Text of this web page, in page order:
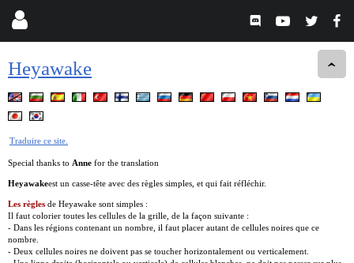
Heyawake
Traduire ce site.
Special thanks to Anne for the translation
Heyawakeest un casse-tête avec des règles simples, et qui fait réfléchir.
Les règles de Heyawake sont simples :
Il faut colorier toutes les cellules de la grille, de la façon suivante :
- Dans les régions contenant un nombre, il faut placer autant de cellules noires que ce
nombre.
- Deux cellules noires ne doivent pas se toucher horizontalement ou verticalement.